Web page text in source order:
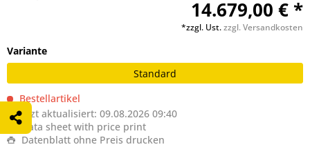
14.679,00 € *
*zzgl. Ust.zzgl. Versandkosten
Variante
Standard
Bestellartikel
Zuletzt aktualisiert: 09.08.2026 09:40
Data sheet with price print
Datenblatt ohne Preis drucken